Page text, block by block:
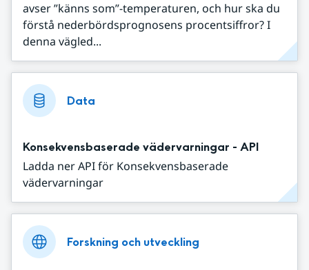
avser ”känns som”-temperaturen, och hur ska du
förstå nederbördsprognosens procentsiffror? I
denna vägled...
Data
Konsekvensbaserade vädervarningar - API
Ladda ner API för Konsekvensbaserade
vädervarningar
Forskning och utveckling